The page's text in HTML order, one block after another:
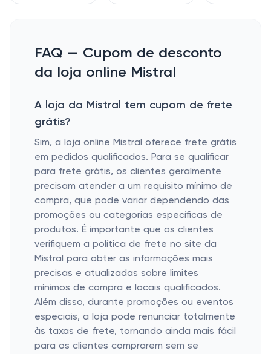
FAQ — Cupom de desconto
da loja online Mistral
A loja da Mistral tem cupom de frete
grátis?
Sim, a loja online Mistral oferece frete grátis
em pedidos qualificados. Para se qualificar
para frete grátis, os clientes geralmente
precisam atender a um requisito mínimo de
compra, que pode variar dependendo das
promoções ou categorias específicas de
produtos. É importante que os clientes
verifiquem a política de frete no site da
Mistral para obter as informações mais
precisas e atualizadas sobre limites
mínimos de compra e locais qualificados.
Além disso, durante promoções ou eventos
especiais, a loja pode renunciar totalmente
às taxas de frete, tornando ainda mais fácil
para os clientes comprarem sem se